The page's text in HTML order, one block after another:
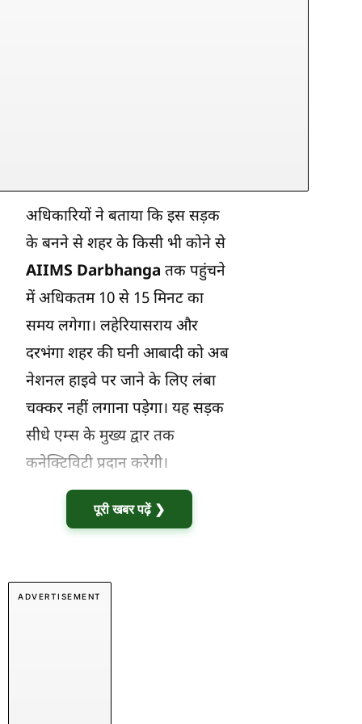
अधिकारियों ने बताया कि इस सड़क
के बनने से शहर के किसी भी कोने से
AIIMS Darbhanga तक पहुंचने
में अधिकतम 10 से 15 मिनट का
समय लगेगा। लहेरियासराय और
दरभंगा शहर की घनी आबादी को अब
नेशनल हाइवे पर जाने के लिए लंबा
चक्कर नहीं लगाना पड़ेगा। यह सड़क
सीधे एम्स के मुख्य द्वार तक
कनेक्टिविटी प्रदान करेगी।
पूरी खबर पढ़ें ❯
ADVERTISEMENT